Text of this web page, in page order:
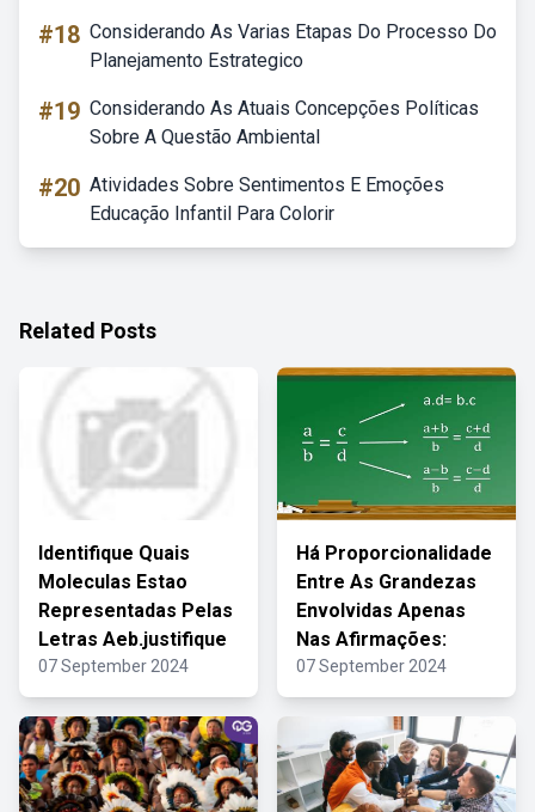
#18 Considerando As Varias Etapas Do Processo Do
Planejamento Estrategico
#19 Considerando As Atuais Concepções Políticas
Sobre A Questão Ambiental
#20 Atividades Sobre Sentimentos E Emoções
Educação Infantil Para Colorir
Related Posts
Identifique Quais
Moleculas Estao
Representadas Pelas
Letras Aeb.justifique
07 September 2024
Há Proporcionalidade
Entre As Grandezas
Envolvidas Apenas
Nas Afirmações:
07 September 2024